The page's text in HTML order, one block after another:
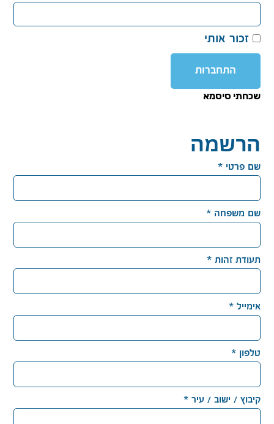
הרשמה
שם פרטי*
שם משפחה*
תעודת זהות*
אימייל*
טלפון*
קיבוץ / ישוב / עיר*
זכור אותי
התחברות
שכחתי סיסמא